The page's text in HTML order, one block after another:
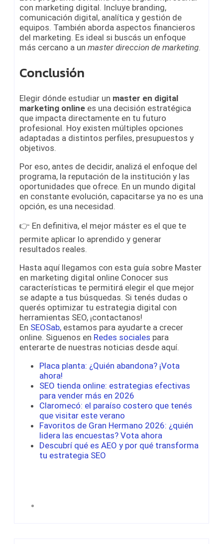
con marketing digital. Incluye branding,
comunicación digital, analítica y gestión de
equipos. También aborda aspectos financieros
del marketing. Es ideal si buscás un enfoque
más cercano a un master direccion de marketing.
Conclusión
Elegir dónde estudiar un master en digital
marketing online es una decisión estratégica
que impacta directamente en tu futuro
profesional. Hoy existen múltiples opciones
adaptadas a distintos perfiles, presupuestos y
objetivos.
Por eso, antes de decidir, analizá el enfoque del
programa, la reputación de la institución y las
oportunidades que ofrece. En un mundo digital
en constante evolución, capacitarse ya no es una
opción, es una necesidad.
👉 En definitiva, el mejor máster es el que te
permite aplicar lo aprendido y generar
resultados reales.
Hasta aquí llegamos con esta guía sobre Master
en marketing digital online Conocer sus
características te permitirá elegir el que mejor
se adapte a tus búsquedas. Si tenés dudas o
querés optimizar tu estrategia digital con
herramientas SEO, ¡contactanos!
En SEOSab, estamos para ayudarte a crecer
online. Siguenos en Redes sociales para
enterarte de nuestras noticias desde aquí.
Placa planta: ¿Quién abandona? ¡Vota
ahora!
SEO tienda online: estrategias efectivas
para vender más en 2026
Claromecó: el paraíso costero que tenés
que visitar este verano
Favoritos de Gran Hermano 2026: ¿quién
lidera las encuestas? Vota ahora
Descubrí qué es AEO y por qué transforma
tu estrategia SEO